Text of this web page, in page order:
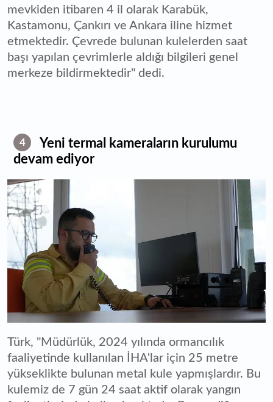
mevkiden itibaren 4 il olarak Karabük,
Kastamonu, Çankırı ve Ankara iline hizmet
etmektedir. Çevrede bulunan kulelerden saat
başı yapılan çevrimlerle aldığı bilgileri genel
merkeze bildirmektedir" dedi.
4
Yeni termal kameraların kurulumu
devam ediyor
Türk, "Müdürlük, 2024 yılında ormancılık
faaliyetinde kullanılan İHA'lar için 25 metre
yükseklikte bulunan metal kule yapmışlardır. Bu
kulemiz de 7 gün 24 saat aktif olarak yangın